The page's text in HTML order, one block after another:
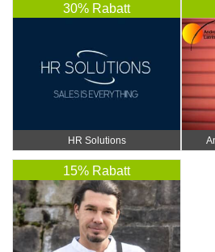
30% Rabatt
HR Solutions
15% Rabatt